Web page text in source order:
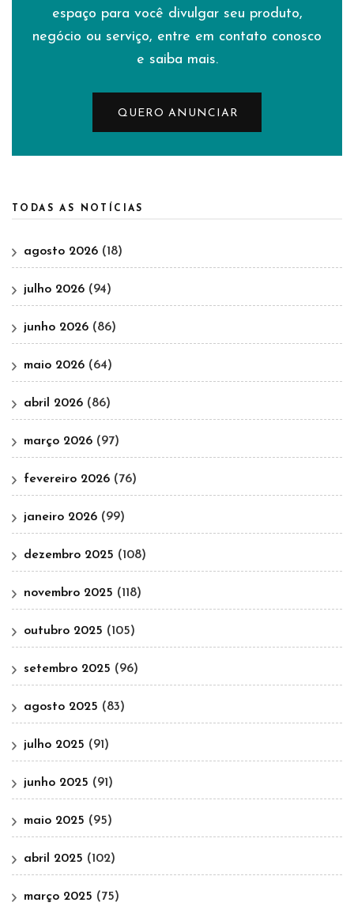
espaço para você divulgar seu produto,
negócio ou serviço, entre em contato conosco
e saiba mais.
QUERO ANUNCIAR
TODAS AS NOTÍCIAS
agosto 2026 (18)
julho 2026 (94)
junho 2026 (86)
maio 2026 (64)
abril 2026 (86)
março 2026 (97)
fevereiro 2026 (76)
janeiro 2026 (99)
dezembro 2025 (108)
novembro 2025 (118)
outubro 2025 (105)
setembro 2025 (96)
agosto 2025 (83)
julho 2025 (91)
junho 2025 (91)
maio 2025 (95)
abril 2025 (102)
março 2025 (75)